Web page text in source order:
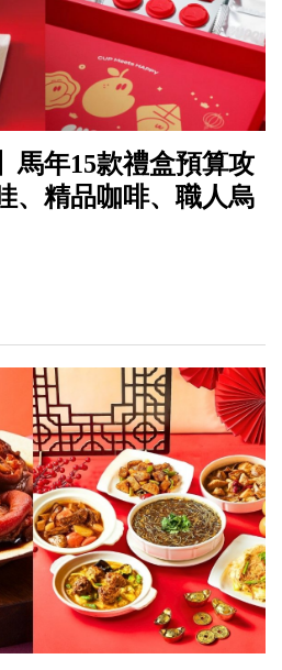
馬年15款禮盒預算攻
、精品咖啡、職人烏